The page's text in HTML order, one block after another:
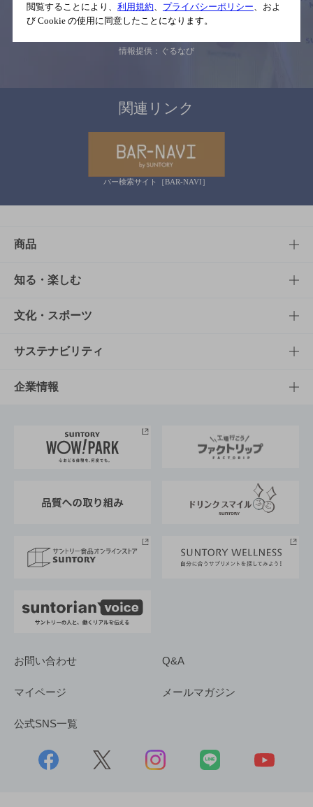
念のためお店にご確認の上ご来店くださいますようお願い申し上げま
す。
情報提供：ぐるなび
関連リンク
バー検索サイト［BAR-NAVI］
商品
商品TOP
商品一覧
商品発売情報
栄養成分一覧
知る・楽しむ
知る・楽しむTOP
キャンペーン
工場見学
地域情報
文化・スポーツ
文化・スポーツTOP
サントリーホール
サントリーサンバーズ大阪
サステナビリティ
サステナビリティTOP
サントリーが考えるサステナビリティ経営
企業情報
企業概要
採用情報
お問い合わせ Q&A
マイページ メールマガジン
公式SNS一覧
閲覧することにより、 利用規約 プライバシーポリシー 、およ
び Cookie の使用に同意したことになります。